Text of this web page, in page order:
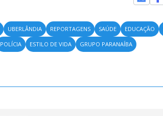
UBERLÂNDIA REPORTAGENS SAÚDE EDUCAÇÃO
POLÍCIA ESTILO DE VIDA GRUPO PARANAÍBA